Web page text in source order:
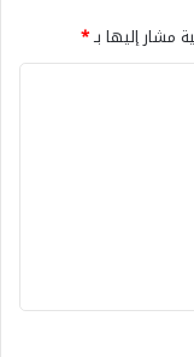
مشار إليها بـ*